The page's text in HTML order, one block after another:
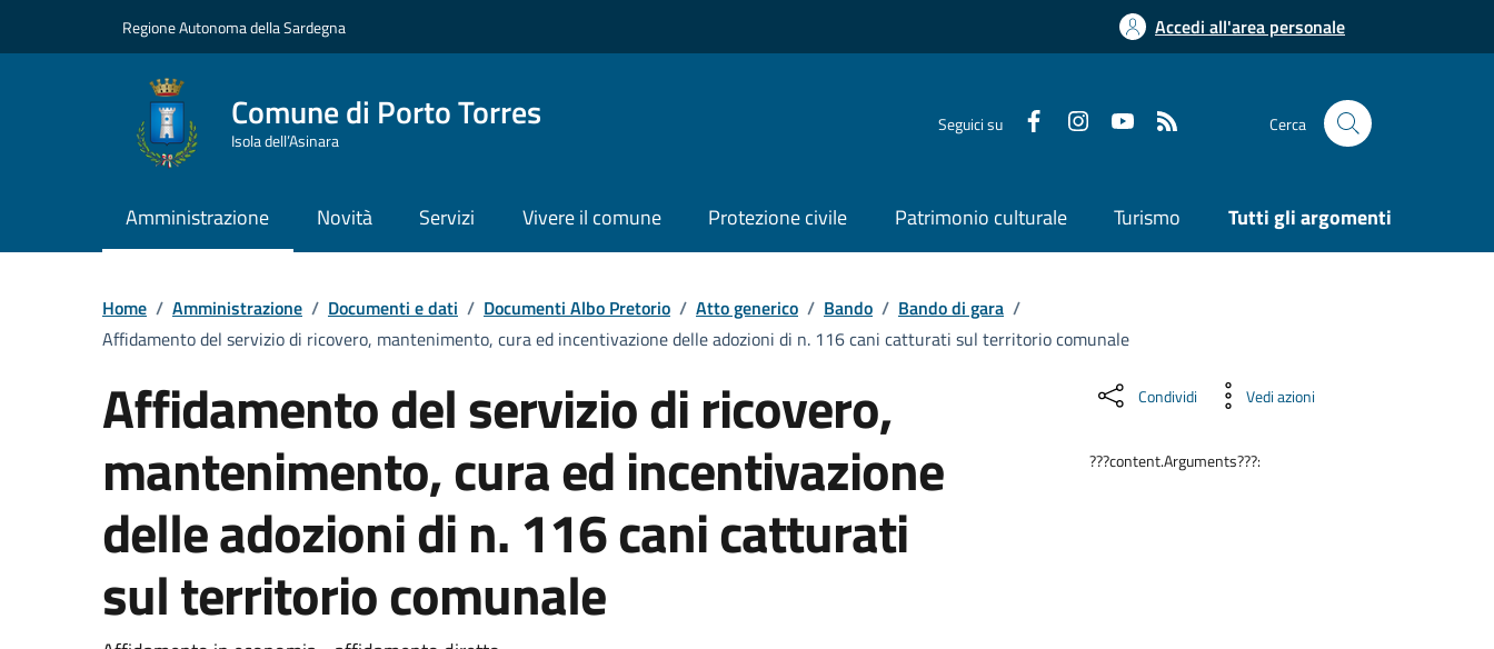
Regione Autonoma della Sardegna Accedi all'area personale
Comune di Porto Torres
Isola dell’Asinara
Seguici su Cerca
Amministrazione Novità Servizi Vivere il comune Protezione civile Patrimonio culturale Turismo Tutti gli argomenti
Home / Amministrazione / Documenti e dati / Documenti Albo Pretorio / Atto generico / Bando / Bando di gara /
Affidamento del servizio di ricovero, mantenimento, cura ed incentivazione delle adozioni di n. 116 cani catturati sul territorio comunale
Affidamento del servizio di ricovero,
mantenimento, cura ed incentivazione
delle adozioni di n. 116 cani catturati
sul territorio comunale
Condividi Vedi azioni
???content.Arguments???: